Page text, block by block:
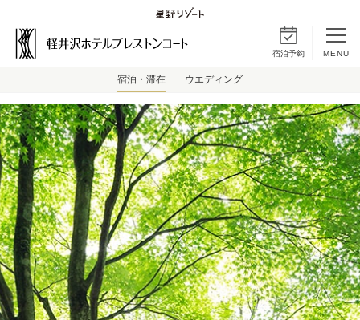
宿泊予約 MENU
宿泊・滞在 ウエディング